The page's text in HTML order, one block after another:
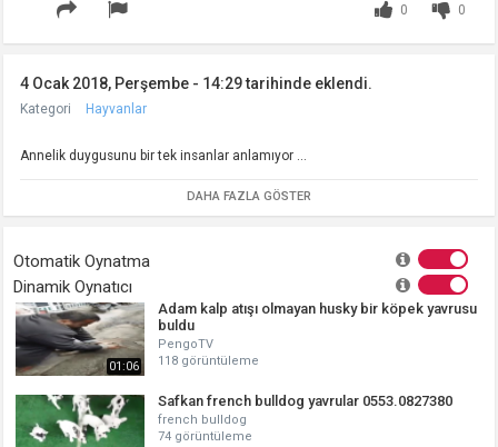
0
0
4 Ocak 2018, Perşembe - 14:29 tarihinde eklendi.
Kategori Hayvanlar
Annelik duygusunu bir tek insanlar anlamıyor ...
DAHA FAZLA GÖSTER
Otomatik Oynatma
Dinamik Oynatıcı
01:06
Adam kalp atışı olmayan husky bir köpek yavrusu
buldu
PengoTV
118 görüntüleme
Safkan french bulldog yavrular 0553.0827380
french bulldog
74 görüntüleme